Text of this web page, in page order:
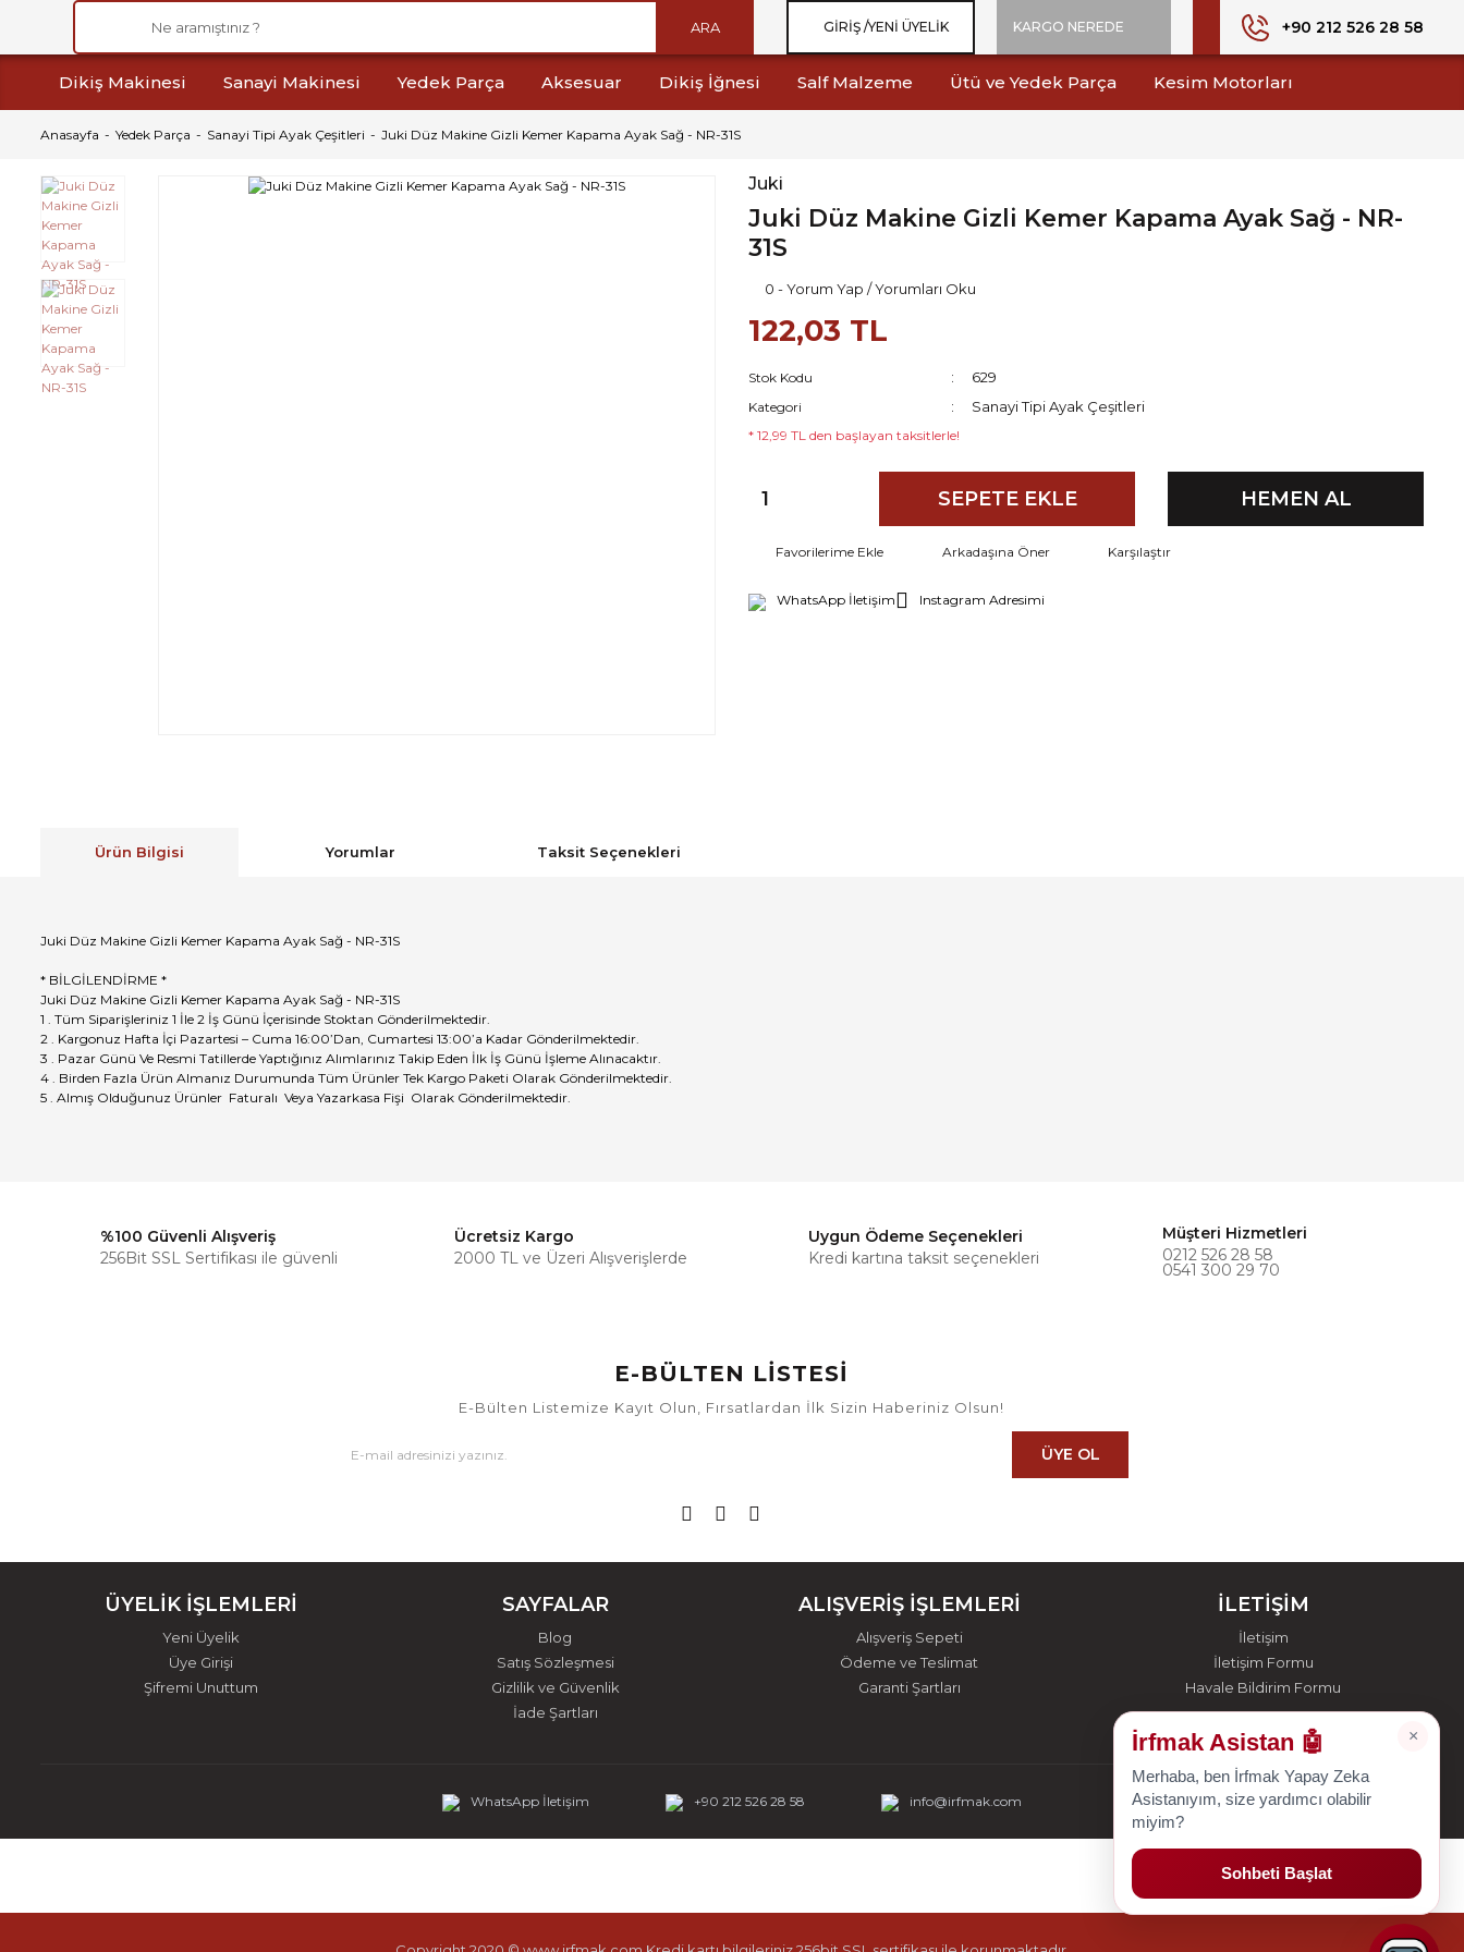
ARA GIRIŞ /YENI ÜYELIK KARGO NEREDE +90 212 526 28 58
Dikiş Makinesi Sanayi Makinesi Yedek Parça Aksesuar Dikiş İğnesi Salf Malzeme Ütü ve Yedek Parça Kesim Motorları
Anasayfa Yedek Parça Sanayi Tipi Ayak Çeşitleri Juki Düz Makine Gizli Kemer Kapama Ayak Sağ - NR-31S
Juki
Juki Düz Makine Gizli Kemer Kapama Ayak Sağ - NR-
31S
0 - Yorum Yap / Yorumları Oku
122,03 TL
Stok Kodu 629
Kategori Sanayi Tipi Ayak Çeşitleri
* 12,99 TL den başlayan taksitlerle!
SEPETE EKLE HEMEN AL
Arkadaşına Öner Karşılaştır
WhatsApp İletişim Instagram Adresimi
Ürün Bilgisi Yorumlar Taksit Seçenekleri
Juki Düz Makine Gizli Kemer Kapama Ayak Sağ - NR-31S
* BİLGİLENDİRME *
Juki Düz Makine Gizli Kemer Kapama Ayak Sağ - NR-31S
1 . Tüm Siparişleriniz 1 İle 2 İş Günü İçerisinde Stoktan Gönderilmektedir.
2 . Kargonuz Hafta İçi Pazartesi – Cuma 16:00’Dan, Cumartesi 13:00’a Kadar Gönderilmektedir.
3 . Pazar Günü Ve Resmi Tatillerde Yaptığınız Alımlarınız Takip Eden İlk İş Günü İşleme Alınacaktır.
4 . Birden Fazla Ürün Almanız Durumunda Tüm Ürünler Tek Kargo Paketi Olarak Gönderilmektedir.
5 . Almış Olduğunuz Ürünler Faturalı Veya Yazarkasa Fişi Olarak Gönderilmektedir.
Bu ürüne ilk yorumu siz yapın!
%100 Güvenli Alışveriş
256Bit SSL Sertifikası ile güvenli
Ücretsiz Kargo
2000 TL ve Üzeri Alışverişlerde
Uygun Ödeme Seçenekleri
Kredi kartına taksit seçenekleri
Müşteri Hizmetleri
0212 526 28 58
0541 300 29 70
E-BÜLTEN LİSTESİ
E-Bülten Listemize Kayıt Olun, Fırsatlardan İlk Sizin Haberiniz Olsun!
ÜYE OL
ÜYELİK İŞLEMLERİ
Yeni Üyelik
Üye Girişi
Şifremi Unuttum
SAYFALAR
Blog
Satış Sözleşmesi
Gizlilik ve Güvenlik
İade Şartları
ALIŞVERİŞ İŞLEMLERİ
Alışveriş Sepeti
Ödeme ve Teslimat
Garanti Şartları
İLETİŞİM
İletişim
İletişim Formu
Havale Bildirim Formu
WhatsApp İletişim +90 212 526 28 58 info@irfmak.com
×
İrfmak Asistan 🤖
Merhaba, ben İrfmak Yapay Zeka
Asistanıyım, size yardımcı olabilir
miyim?
Sohbeti Başlat